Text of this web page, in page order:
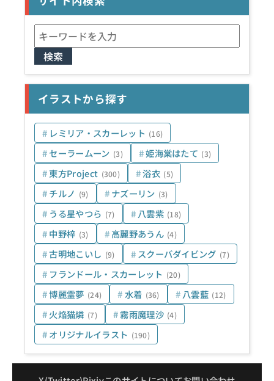
検
索:
イラストから探す
レミリア・スカーレット (16)
セーラームーン (3) 姫海棠はたて (3)
東方Project (300) 浴衣 (5)
チルノ (9) ナズーリン (3)
うる星やつら (7) 八雲紫 (18)
中野梓 (3) 高麗野あうん (4)
古明地こいし (9) スクーバダイビング (7)
フランドール・スカーレット (20)
博麗霊夢 (24) 水着 (36) 八雲藍 (12)
火焔猫燐 (7) 霧雨魔理沙 (4)
オリジナルイラスト (190)